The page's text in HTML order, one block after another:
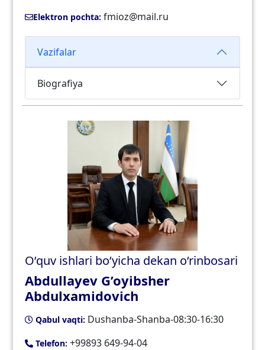
Elektron pochta: fmioz@mail.ru
Vazifalar
Biografiya
O‘quv ishlari bo‘yicha dekan o‘rinbosari
Abdullayev G’oyibsher
Abdulxamidovich
Qabul vaqti: Dushanba-Shanba-08:30-16:30
Telefon: +99893 649-94-04